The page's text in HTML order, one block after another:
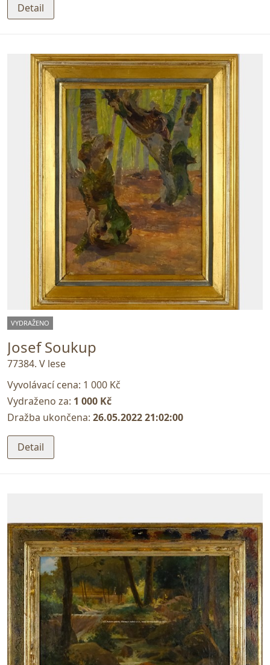
Detail
VYDRAŽENO
Josef Soukup
77384. V lese
Vyvolávací cena: 1 000 Kč
Vydraženo za: 1 000 Kč
Dražba ukončena: 26.05.2022 21:02:00
Detail